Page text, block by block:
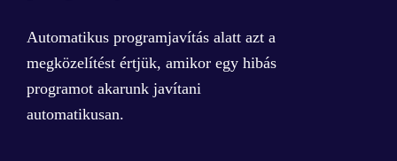
Automatikus programjavítás alatt azt a
megközelítést értjük, amikor egy hibás
programot akarunk javítani
automatikusan.